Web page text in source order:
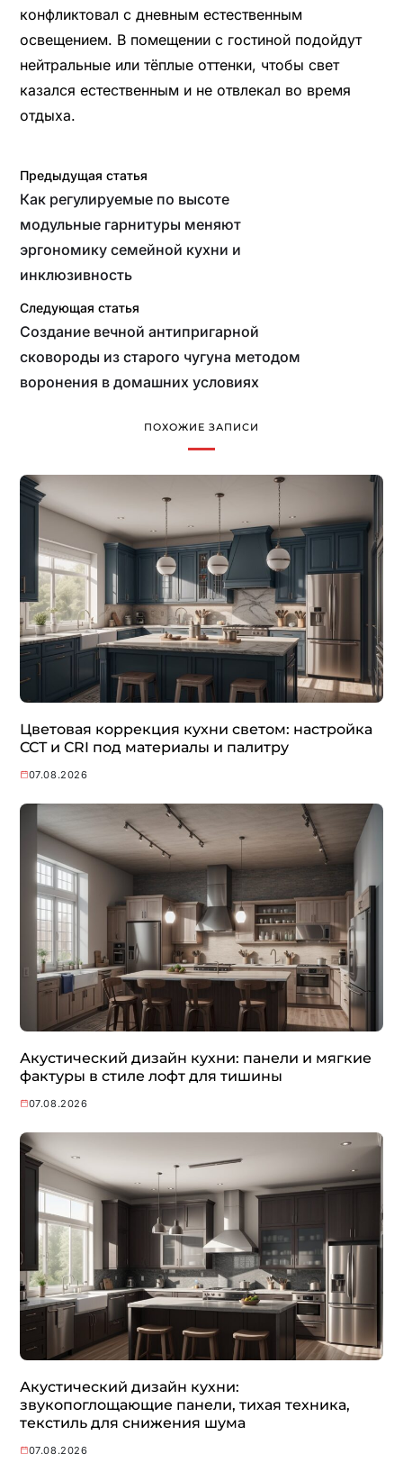
конфликтовал с дневным естественным
освещением. В помещении с гостиной подойдут
нейтральные или тёплые оттенки, чтобы свет
казался естественным и не отвлекал во время
отдыха.
Предыдущая статья
Как регулируемые по высоте
модульные гарнитуры меняют
эргономику семейной кухни и
инклюзивность
Следующая статья
Создание вечной антипригарной
сковороды из старого чугуна методом
воронения в домашних условиях
ПОХОЖИЕ ЗАПИСИ
Цветовая коррекция кухни светом: настройка
CCT и CRI под материалы и палитру
07.08.2026
Акустический дизайн кухни: панели и мягкие
фактуры в стиле лофт для тишины
07.08.2026
Акустический дизайн кухни:
звукопоглощающие панели, тихая техника,
текстиль для снижения шума
07.08.2026